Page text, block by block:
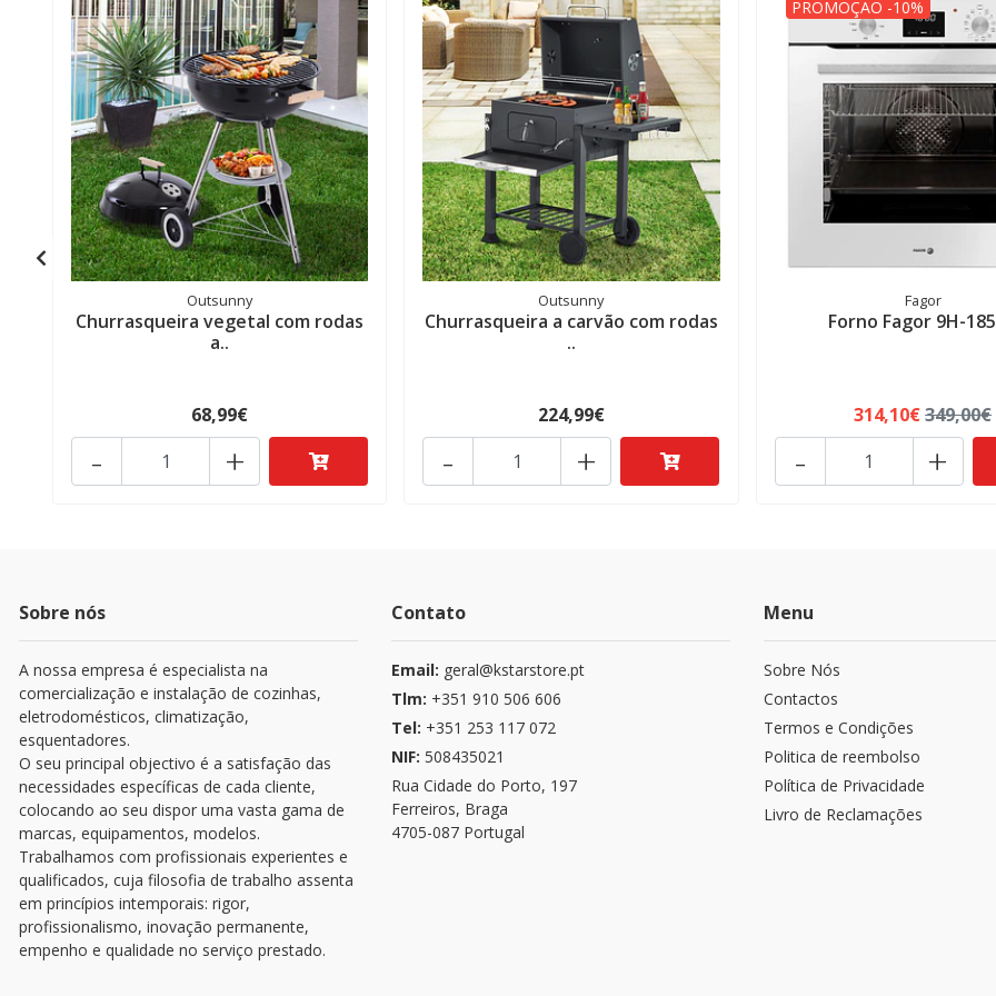
Outsunny
Churrasqueira vegetal com rodas
a..
68,99€
+
-
Outsunny
Churrasqueira a carvão com rodas
..
224,99€
+
-
PROMOÇÃO -10%
Fagor
Forno Fagor 9H-
314,10€349,00€
+
-
Sobre nós
A nossa empresa é especialista na
comercialização e instalação de cozinhas,
eletrodomésticos, climatização,
esquentadores.
O seu principal objectivo é a satisfação das
necessidades específicas de cada cliente,
colocando ao seu dispor uma vasta gama de
marcas, equipamentos, modelos.
Trabalhamos com profissionais experientes e
qualificados, cuja filosofia de trabalho assenta
em princípios intemporais: rigor,
profissionalismo, inovação permanente,
empenho e qualidade no serviço prestado.
Contato
Email: geral@kstarstore.pt
Tlm: +351 910 506 606
Tel: +351 253 117 072
NIF: 508435021
Rua Cidade do Porto, 197
Ferreiros, Braga
4705-087 Portugal
Menu
Sobre Nós
Contactos
Termos e Condições
Politica de reembolso
Política de Privacidade
Livro de Reclamações